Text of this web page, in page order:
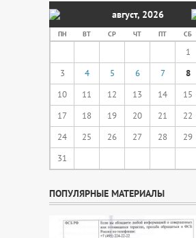
август, 2026
ПН ВТ СР ЧТ ПТ СБ
1
3
4 5 6 7 8
10
11 12 13 14 15
17
18 19 20 21 22
24
25 26 27 28 29
31
ПОПУЛЯРНЫЕ МАТЕРИАЛЫ